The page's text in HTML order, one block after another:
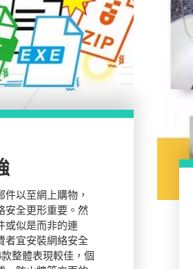
以至網上購物，
安全更形重要。然
或似是而非的連
者宜安裝網絡安全
整體表現較佳，個